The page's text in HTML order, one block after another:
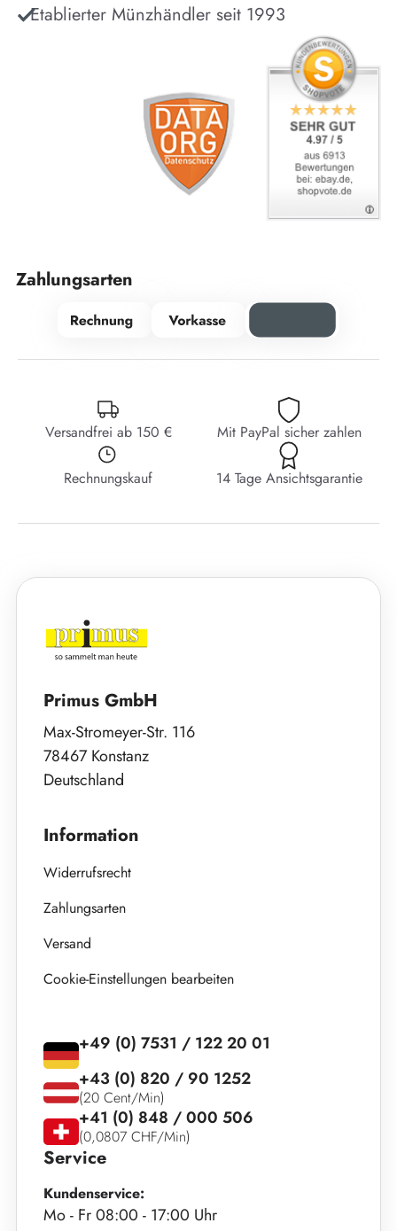
Etablierter Münzhändler seit 1993
Zahlungsarten
Versandfrei ab 150 € Mit PayPal sicher zahlen
Rechnungskauf 14 Tage Ansichtsgarantie
Primus GmbH
Max-Stromeyer-Str. 116
78467 Konstanz
Deutschland
Information
Widerrufsrecht
Zahlungsarten
Versand
Cookie-Einstellungen bearbeiten
Service
Kundenservice:
Mo - Fr 08:00 - 17:00 Uhr
+49 (0) 7531 / 122 20 01
+43 (0) 820 / 90 1252
(20 Cent/Min)
+41 (0) 848 / 000 506
(0,0807 CHF/Min)